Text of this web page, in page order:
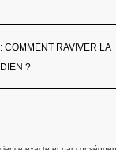
COMMENT RAVIVER LA
?